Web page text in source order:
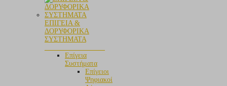
ΕΠΙΓΕΙΑ &
ΔΟΡΥΦΟΡΙΚΑ
ΣΥΣΤΗΜΑΤΑ
Επίγεια
Συστήματα
Επίγειοι
Ψηφιακοί